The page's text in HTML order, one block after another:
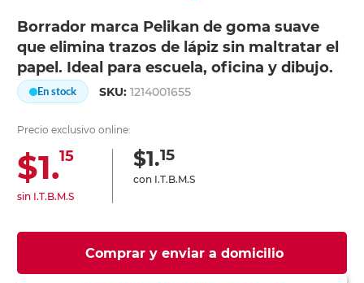
Borrador marca Pelikan de goma suave
que elimina trazos de lápiz sin maltratar el
papel. Ideal para escuela, oficina y dibujo.
En stock SKU:1214001655
Precio exclusivo online:
$1.15
sin I.T.B.M.S
$1.15
con I.T.B.M.S
Comprar y enviar a domicilio